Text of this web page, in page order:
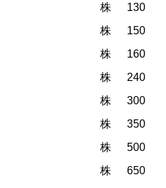
株
130
株
150
株
160
株
240
株
300
株
350
株
500
株
650